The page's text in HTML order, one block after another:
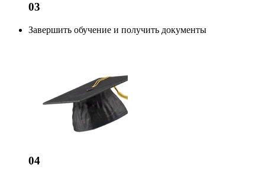
03
Завершить обучение и получить документы
04